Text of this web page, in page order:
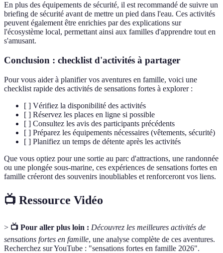
En plus des équipements de sécurité, il est recommandé de suivre un
briefing de sécurité avant de mettre un pied dans l'eau. Ces activités
peuvent également être enrichies par des explications sur
l'écosystème local, permettant ainsi aux familles d'apprendre tout en
s'amusant.
Conclusion : checklist d'activités à partager
Pour vous aider à planifier vos aventures en famille, voici une
checklist rapide des activités de sensations fortes à explorer :
[ ] Vérifiez la disponibilité des activités
[ ] Réservez les places en ligne si possible
[ ] Consultez les avis des participants précédents
[ ] Préparez les équipements nécessaires (vêtements, sécurité)
[ ] Planifiez un temps de détente après les activités
Que vous optiez pour une sortie au parc d'attractions, une randonnée
ou une plongée sous-marine, ces expériences de sensations fortes en
famille créeront des souvenirs inoubliables et renforceront vos liens.
📺 Ressource Vidéo
> 📺 Pour aller plus loin : Découvrez les meilleures activités de
sensations fortes en famille, une analyse complète de ces aventures.
Recherchez sur YouTube : "sensations fortes en famille 2026".